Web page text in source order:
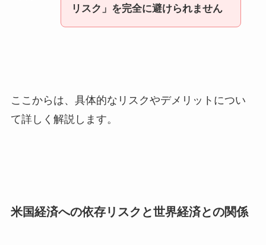
リスク」を完全に避けられません
ここからは、具体的なリスクやデメリットについ
て詳しく解説します。
米国経済への依存リスクと世界経済との関係